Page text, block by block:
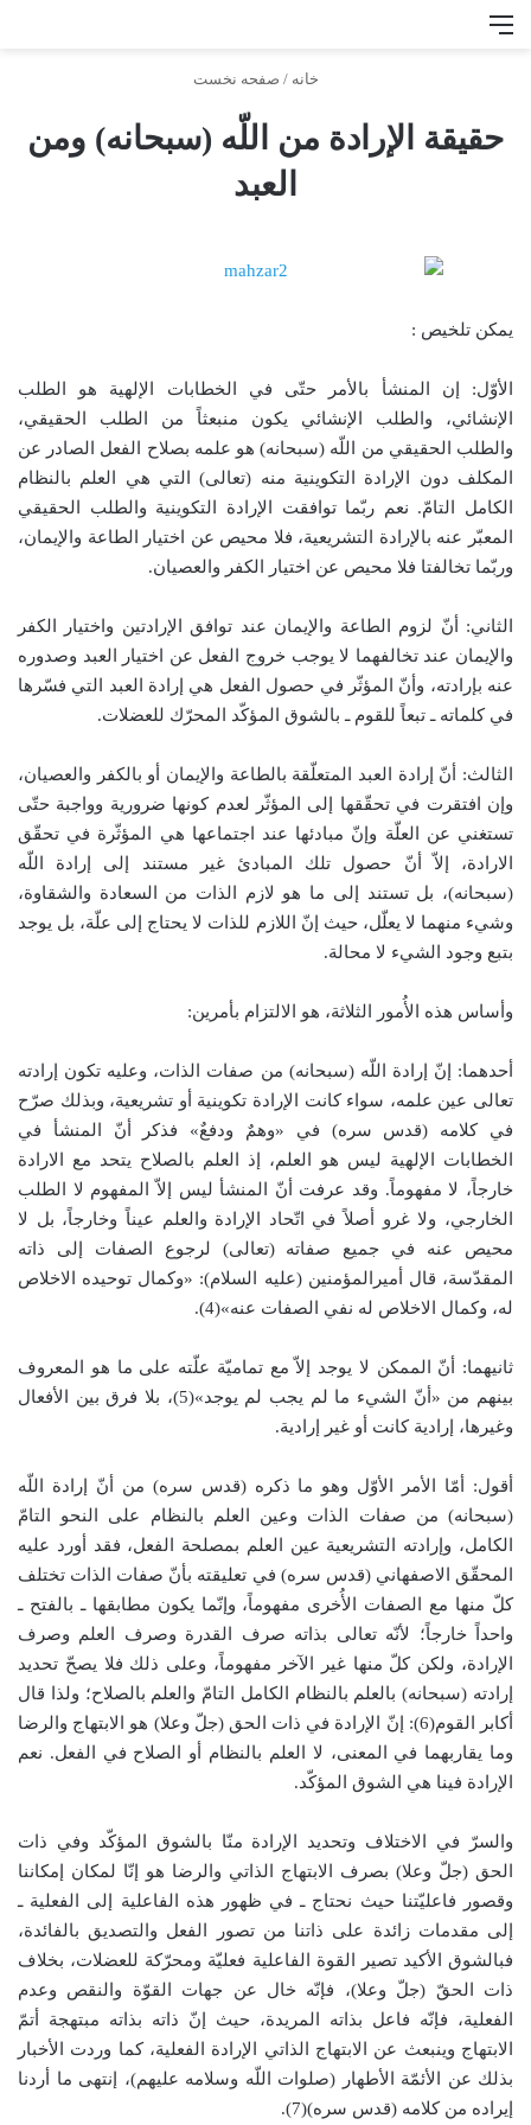
خانه / صفحه نخست
حقيقة الإرادة من اللّه (سبحانه) ومن
العبد
يمكن تلخيص :
الأوّل: إن المنشأ بالأمر حتّى في الخطابات الإلهية هو الطلب
الإنشائي، والطلب الإنشائي يكون منبعثاً من الطلب الحقيقي،
والطلب الحقيقي من اللّه (سبحانه) هو علمه بصلاح الفعل الصادر عن
المكلف دون الإرادة التكوينية منه (تعالى) التي هي العلم بالنظام
الكامل التامّ. نعم ربّما توافقت الإرادة التكوينية والطلب الحقيقي
المعبّر عنه بالإرادة التشريعية، فلا محيص عن اختيار الطاعة والإيمان،
وربّما تخالفتا فلا محيص عن اختيار الكفر والعصيان.
الثاني: أنّ لزوم الطاعة والإيمان عند توافق الإرادتين واختيار الكفر
والإيمان عند تخالفهما لا يوجب خروج الفعل عن اختيار العبد وصدوره
عنه بإرادته، وأنّ المؤثّر في حصول الفعل هي إرادة العبد التي فسّرها
في كلماته ـ تبعاً للقوم ـ بالشوق المؤكّد المحرّك للعضلات.
الثالث: أنّ إرادة العبد المتعلّقة بالطاعة والإيمان أو بالكفر والعصيان،
وإن افتقرت في تحقّقها إلى المؤثّر لعدم كونها ضرورية وواجبة حتّى
تستغني عن العلّة وإنّ مبادئها عند اجتماعها هي المؤثّرة في تحقّق
الارادة، إلاّ أنّ حصول تلك المبادئ غير مستند إلى إرادة اللّه
(سبحانه)، بل تستند إلى ما هو لازم الذات من السعادة والشقاوة،
وشيء منهما لا يعلّل، حيث إنّ اللازم للذات لا يحتاج إلى علّة، بل يوجد
بتبع وجود الشيء لا محالة.
وأساس هذه الأُمور الثلاثة، هو الالتزام بأمرين:
أحدهما: إنّ إرادة اللّه (سبحانه) من صفات الذات، وعليه تكون إرادته
تعالى عين علمه، سواء كانت الإرادة تكوينية أو تشريعية، وبذلك صرّح
في كلامه (قدس سره) في «وهمٌ ودفعٌ» فذكر أنّ المنشأ في
الخطابات الإلهية ليس هو العلم، إذ العلم بالصلاح يتحد مع الارادة
خارجاً، لا مفهوماً. وقد عرفت أنّ المنشأ ليس إلاّ المفهوم لا الطلب
الخارجي، ولا غرو أصلاً في اتّحاد الإرادة والعلم عيناً وخارجاً، بل لا
محيص عنه في جميع صفاته (تعالى) لرجوع الصفات إلى ذاته
المقدّسة، قال أميرالمؤمنين (عليه السلام): «وكمال توحيده الاخلاص
له، وكمال الاخلاص له نفي الصفات عنه»(4).
ثانيهما: أنّ الممكن لا يوجد إلاّ مع تماميّة علّته على ما هو المعروف
بينهم من «أنّ الشيء ما لم يجب لم يوجد»(5)، بلا فرق بين الأفعال
وغيرها، إرادية كانت أو غير إرادية.
أقول: أمّا الأمر الأوّل وهو ما ذكره (قدس سره) من أنّ إرادة اللّه
(سبحانه) من صفات الذات وعين العلم بالنظام على النحو التامّ
الكامل، وإرادته التشريعية عين العلم بمصلحة الفعل، فقد أورد عليه
المحقّق الاصفهاني (قدس سره) في تعليقته بأنّ صفات الذات تختلف
كلّ منها مع الصفات الأُخرى مفهوماً، وإنّما يكون مطابقها ـ بالفتح ـ
واحداً خارجاً؛ لأنّه تعالى بذاته صرف القدرة وصرف العلم وصرف
الإرادة، ولكن كلّ منها غير الآخر مفهوماً، وعلى ذلك فلا يصحّ تحديد
إرادته (سبحانه) بالعلم بالنظام الكامل التامّ والعلم بالصلاح؛ ولذا قال
أكابر القوم(6): إنّ الإرادة في ذات الحق (جلّ وعلا) هو الابتهاج والرضا
وما يقاربهما في المعنى، لا العلم بالنظام أو الصلاح في الفعل. نعم
الإرادة فينا هي الشوق المؤكّد.
والسرّ في الاختلاف وتحديد الإرادة منّا بالشوق المؤكّد وفي ذات
الحق (جلّ وعلا) بصرف الابتهاج الذاتي والرضا هو إنّا لمكان إمكاننا
وقصور فاعليّتنا حيث نحتاج ـ في ظهور هذه الفاعلية إلى الفعلية ـ
إلى مقدمات زائدة على ذاتنا من تصور الفعل والتصديق بالفائدة،
فبالشوق الأكيد تصير القوة الفاعلية فعليّة ومحرّكة للعضلات، بخلاف
ذات الحقّ (جلّ وعلا)، فإنّه خال عن جهات القوّة والنقص وعدم
الفعلية، فإنّه فاعل بذاته المريدة، حيث إنّ ذاته بذاته مبتهجة أتمّ
الابتهاج وينبعث عن الابتهاج الذاتي الإرادة الفعلية، كما وردت الأخبار
بذلك عن الأئمّة الأطهار (صلوات اللّه وسلامه عليهم)، إنتهى ما أردنا
إيراده من كلامه (قدس سره)(7).